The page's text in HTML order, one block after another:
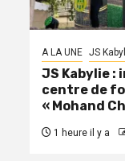
A LA UNE JS
JS Kabylie :
centre de
« Mohand
1 heure il y a